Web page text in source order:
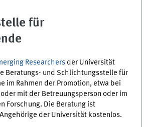
für
Researchers der Universität
Beratungs- und Schlichtungsstelle für
im Rahmen der Promotion, etwa bei
mit der Betreuungsperson oder im
Forschung. Die Beratung ist
der Universität kostenlos.